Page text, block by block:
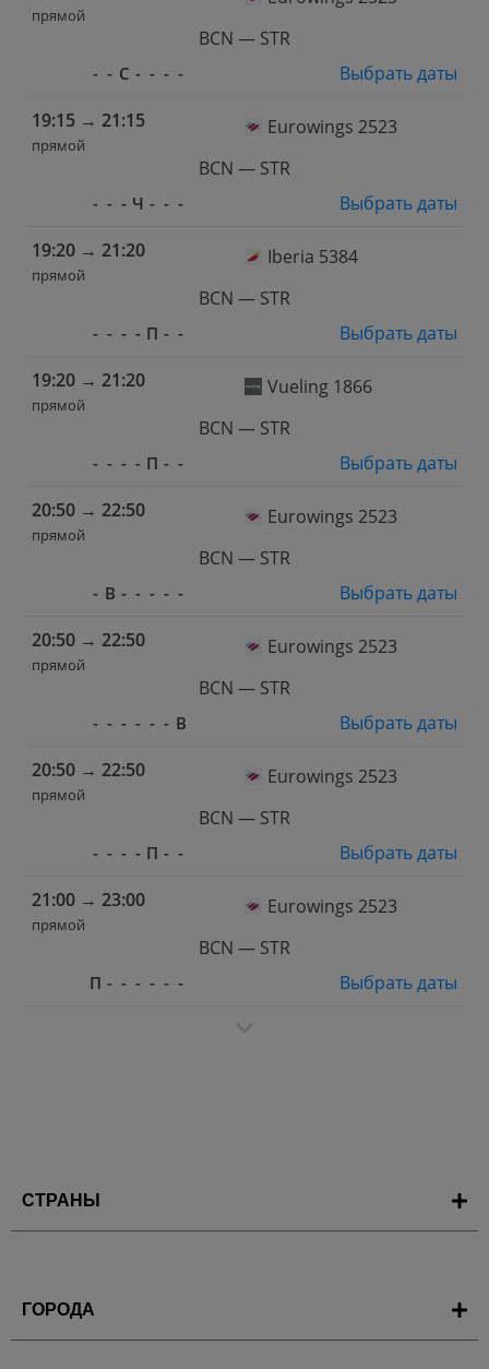
прямой
BCN — STR
- - С - - - -
Выбрать даты
19:15 → 21:15
прямой
Eurowings 2523
BCN — STR
- - - Ч - - -
Выбрать даты
19:20 → 21:20
прямой
Iberia 5384
BCN — STR
- - - - П - -
Выбрать даты
19:20 → 21:20
прямой
Vueling 1866
BCN — STR
- - - - П - -
Выбрать даты
20:50 → 22:50
прямой
Eurowings 2523
BCN — STR
- В - - - - -
Выбрать даты
20:50 → 22:50
прямой
Eurowings 2523
BCN — STR
- - - - - - В
Выбрать даты
20:50 → 22:50
прямой
Eurowings 2523
BCN — STR
- - - - П - -
Выбрать даты
21:00 → 23:00
прямой
Eurowings 2523
BCN — STR
П - - - - - - Выбрать даты
СТРАНЫ
ГОРОДА